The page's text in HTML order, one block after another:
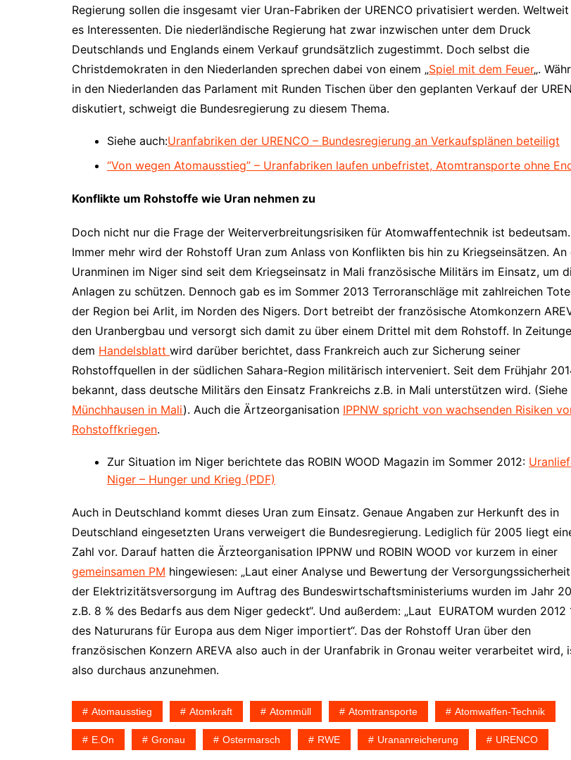
Regierung sollen die insgesamt vier Uran-Fabriken der URENCO privatisiert werden.
es Interessenten. Die niederländische Regierung hat zwar inzwischen unter dem Druck
Deutschlands und Englands einem Verkauf grundsätzlich zugestimmt. Doch selbst die
Christdemokraten in den Niederlanden sprechen dabei von einem „Spiel mit dem Feuer„.
in den Niederlanden das Parlament mit Runden Tischen über den geplanten Verkauf der
diskutiert, schweigt die Bundesregierung zu diesem Thema.
Siehe auch:Uranfabriken der URENCO – Bundesregierung an Verkaufsplänen beteiligt
“Von wegen Atomausstieg” – Uranfabriken laufen unbefristet, Atomtransporte ohne
Konflikte um Rohstoffe wie Uran nehmen zu
Doch nicht nur die Frage der Weiterverbreitungsrisiken für Atomwaffentechnik ist bedeutsam.
Immer mehr wird der Rohstoff Uran zum Anlass von Konflikten bis hin zu Kriegseinsätzen. An
Uranminen im Niger sind seit dem Kriegseinsatz in Mali französische Militärs im Einsatz, um
Anlagen zu schützen. Dennoch gab es im Sommer 2013 Terroranschläge mit zahlreichen
der Region bei Arlit, im Norden des Nigers. Dort betreibt der französische Atomkonzern
den Uranbergbau und versorgt sich damit zu über einem Drittel mit dem Rohstoff. In
dem Handelsblatt wird darüber berichtet, dass Frankreich auch zur Sicherung seiner
Rohstoffquellen in der südlichen Sahara-Region militärisch interveniert. Seit dem Frühjahr
bekannt, dass deutsche Militärs den Einsatz Frankreichs z.B. in Mali unterstützen wird. (Siehe
Münchhausen in Mali). Auch die Ärtzeorganisation IPPNW spricht von wachsenden Risiken
Rohstoffkriegen.
Zur Situation im Niger berichtete das ROBIN WOOD Magazin im Sommer 2012:
Niger – Hunger und Krieg (PDF)
Auch in Deutschland kommt dieses Uran zum Einsatz. Genaue Angaben zur Herkunft des in
Deutschland eingesetzten Urans verweigert die Bundesregierung. Lediglich für 2005 liegt
Zahl vor. Darauf hatten die Ärzteorganisation IPPNW und ROBIN WOOD vor kurzem in einer
gemeinsamen PM hingewiesen: „Laut einer Analyse und Bewertung der
der Elektrizitätsversorgung im Auftrag des Bundeswirtschaftsministeriums wurden im Jahr
z.B. 8 % des Bedarfs aus dem Niger gedeckt“. Und außerdem: „Laut EURATOM wurden 2012
des Natururans für Europa aus dem Niger importiert“. Das der Rohstoff Uran über den
französischen Konzern AREVA also auch in der Uranfabrik in Gronau weiter verarbeitet wird,
also durchaus anzunehmen.
Atomausstieg Atomkraft Atommüll Atomtransporte Atomwaffen-Technik
E.on Gronau Ostermarsch RWE Urananreicherung URENCO